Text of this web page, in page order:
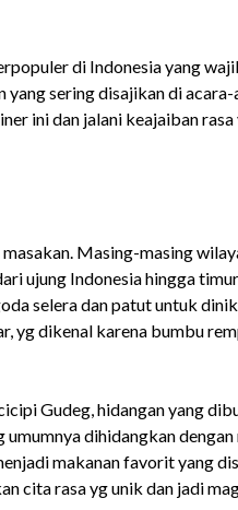
di Indonesia yang
sering disajikan di
ini dan jalani keajaiban
Masing-masing
ujung Indonesia hingga
selera dan patut untuk
yg dikenal karena bumbu
Gudeg, hidangan yang
dihidangkan dengan
makanan favorit yang
cita rasa yg unik dan jadi